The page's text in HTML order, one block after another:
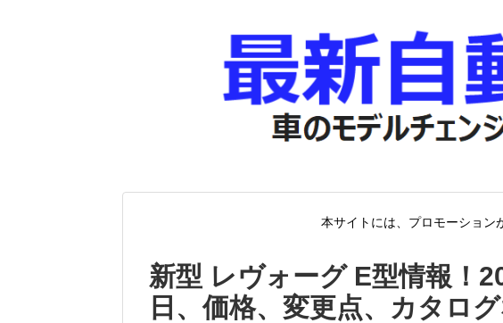
本サイトには、プロモーション
新型 レヴォーグ E型情報！
日、価格、変更点、カタロ